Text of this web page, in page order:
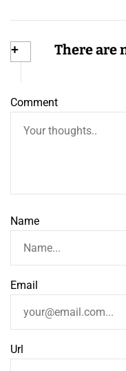
+ There are
Comment
Name
Email
Url